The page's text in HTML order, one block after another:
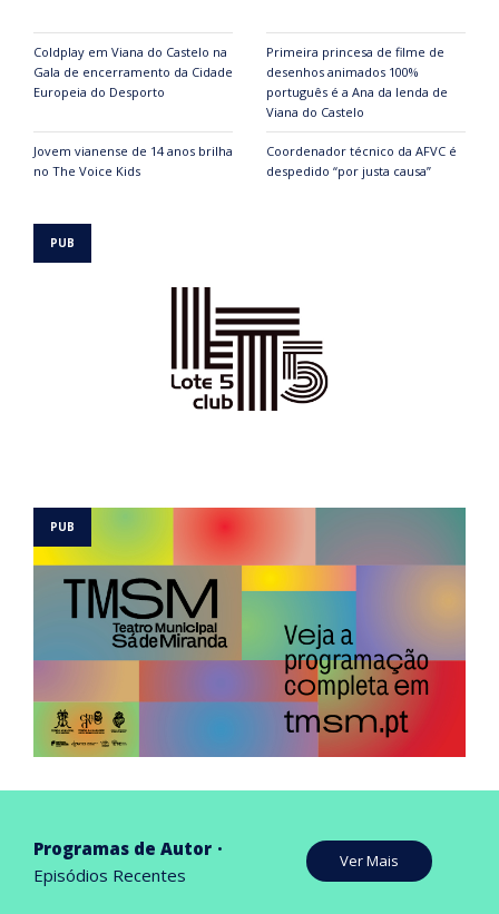
Coldplay em Viana do Castelo na
Gala de encerramento da Cidade
Europeia do Desporto
Primeira princesa de filme de
desenhos animados 100%
português é a Ana da lenda de
Viana do Castelo
Jovem vianense de 14 anos brilha
no The Voice Kids
Coordenador técnico da AFVC é
despedido “por justa causa”
Programas de Autor
Episódios Recentes
Ver Mais